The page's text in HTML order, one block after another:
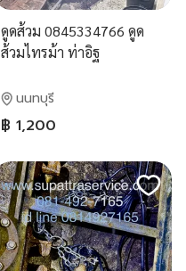
ดูดส้วม 0845334766 ดูด
ส้วมไทรม้า ท่าอิฐ
นนทบุรี
฿ 1,200